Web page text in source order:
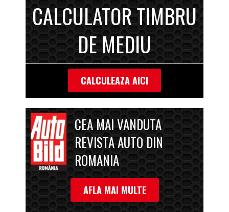
CALCULATOR TIMBRU
DE MEDIU
CALCULEAZA AICI
CEA MAI VANDUTA
REVISTA AUTO DIN
ROMANIA
AFLA MAI MULTE